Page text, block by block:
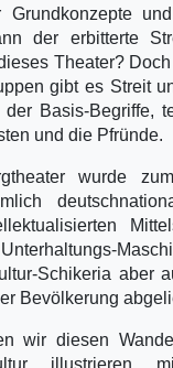
Grundkonzepte
der erbitterte
Theater?
gibt es Streit
der Basis-Begriffe,
und die Pfründe.
wurde
Schikeria aber
Bevölkerung
wir diesen
illustrieren